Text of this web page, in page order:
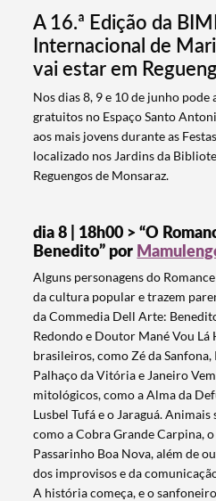
A 16.ª Edição da
Internacional de
vai estar em
Nos dias 8, 9 e 10 de junho pode
gratuitos no Espaço Santo
aos mais jovens durante as
localizado nos Jardins da
Reguengos de Monsaraz.
dia 8 | 18h00 > “O
Benedito” por
Alguns personagens do
da cultura popular e trazem
da Commedia Dell Arte:
Redondo e Doutor Mané Vou Lá
brasileiros, como Zé da Sanfona,
Palhaço da Vitória e Janeiro
mitológicos, como a Alma da
Lusbel Tufá e o Jaraguá.
como a Cobra Grande Carpina,
Passarinho Boa Nova, além de
dos improvisos e da
A história começa, e o